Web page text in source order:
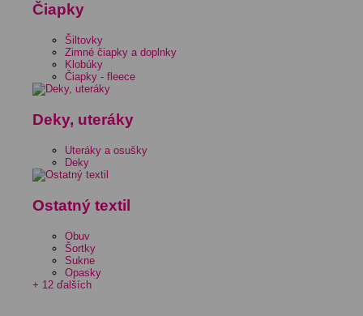
Čiapky
Šiltovky
Zimné čiapky a doplnky
Klobúky
Čiapky - fleece
Deky, uteráky
Uteráky a osušky
Deky
Ostatný textil
Obuv
Šortky
Sukne
Opasky
+ 12 ďalších